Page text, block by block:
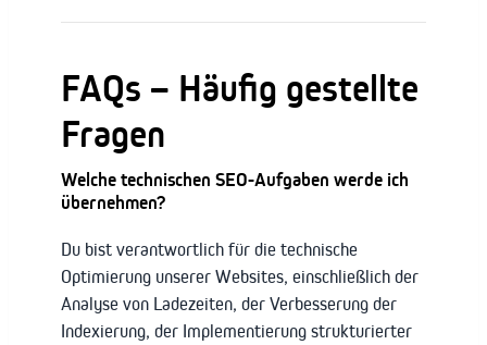
FAQs – Häufig gestellte
Fragen
Welche technischen SEO-Aufgaben werde ich
übernehmen?
Du bist verantwortlich für die technische
Optimierung unserer Websites, einschließlich der
Analyse von Ladezeiten, der Verbesserung der
Indexierung, der Implementierung strukturierter